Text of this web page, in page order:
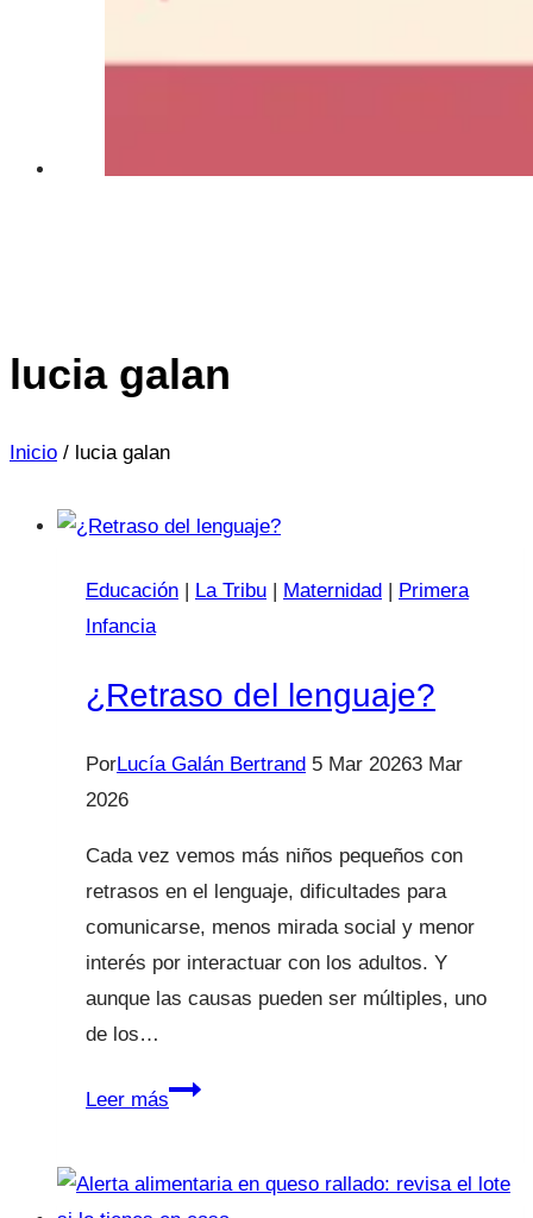
lucia galan
Inicio / lucia galan
Educación La Tribu Maternidad
Primera
Infancia
¿Retraso del lenguaje?
PorLucía Galán Bertrand 5 Mar 20263 Mar
2026
Cada vez vemos más niños pequeños con
retrasos en el lenguaje, dificultades para
comunicarse, menos mirada social y menor
interés por interactuar con los adultos. Y
aunque las causas pueden ser múltiples, uno
de los…
Leer más¿Retraso